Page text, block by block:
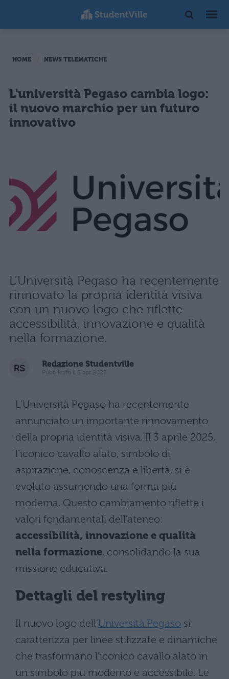
HOME NEWS TELEMATICHE
L'università Pegaso cambia logo:
il nuovo marchio per un futuro
innovativo
L'Università Pegaso ha recentemente
rinnovato la propria identità visiva
con un nuovo logo che riflette
accessibilità, innovazione e qualità
nella formazione.
Redazione Studentville
Pubblicato il 5 apr 2025
L’Università Pegaso ha recentemente
annunciato un importante rinnovamento
della propria identità visiva. Il 3 aprile 2025,
l’iconico cavallo alato, simbolo di
aspirazione, conoscenza e libertà, si è
evoluto assumendo una forma più
moderna. Questo cambiamento riflette i
valori fondamentali dell’ateneo:
accessibilità, innovazione e qualità
nella formazione, consolidando la sua
missione educativa.
Dettagli del restyling
Il nuovo logo dell’Università Pegaso si
caratterizza per linee stilizzate e dinamiche
che trasformano l’iconico cavallo alato in
un simbolo più moderno e accessibile. Le